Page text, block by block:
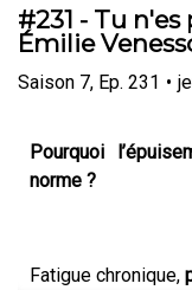
#231 - Tu n'es
Émilie
Saison 7, Ep. 231 •
Pourquoi
norme ?
Fatigue chronique,